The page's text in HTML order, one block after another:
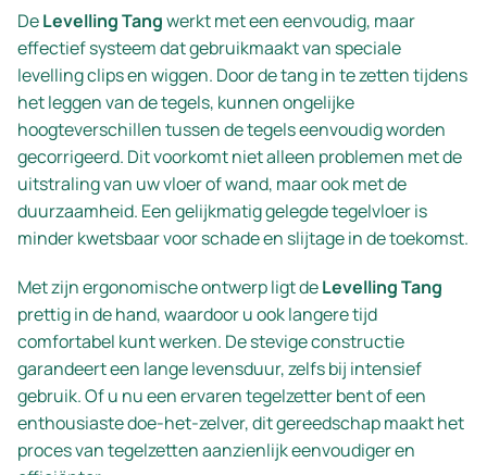
DeLevelling Tangwerkt met een eenvoudig, maar
effectief systeem dat gebruikmaakt van speciale
levelling clips en wiggen. Door de tang in te zetten tijdens
het leggen van de tegels, kunnen ongelijke
hoogteverschillen tussen de tegels eenvoudig worden
gecorrigeerd. Dit voorkomt niet alleen problemen met de
uitstraling van uw vloer of wand, maar ook met de
duurzaamheid. Een gelijkmatig gelegde tegelvloer is
minder kwetsbaar voor schade en slijtage in de toekomst.
Met zijn ergonomische ontwerp ligt deLevelling Tang
prettig in de hand, waardoor u ook langere tijd
comfortabel kunt werken. De stevige constructie
garandeert een lange levensduur, zelfs bij intensief
gebruik. Of u nu een ervaren tegelzetter bent of een
enthousiaste doe-het-zelver, dit gereedschap maakt het
proces van tegelzetten aanzienlijk eenvoudiger en